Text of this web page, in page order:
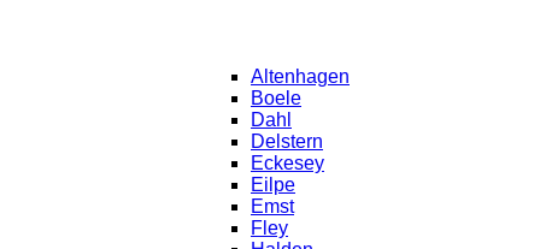
Altenhagen
Boele
Dahl
Delstern
Eckesey
Eilpe
Emst
Fley